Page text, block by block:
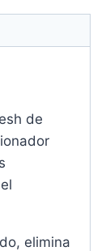
de
elimina